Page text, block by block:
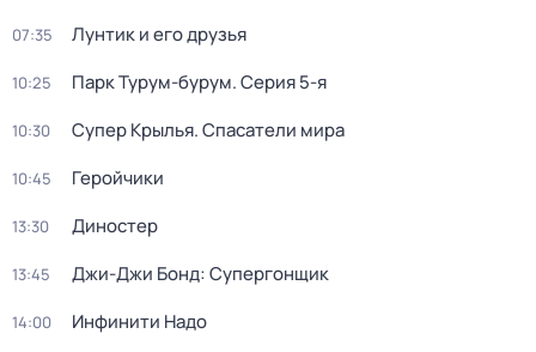
07:35 Лунтик и его друзья
10:25 Парк Турум-бурум. Серия 5-я
10:30 Супер Крылья. Спасатели мира
10:45 Геройчики
13:30 Диностер
13:45 Джи-Джи Бонд: Супергонщик
14:00 Инфинити Надо